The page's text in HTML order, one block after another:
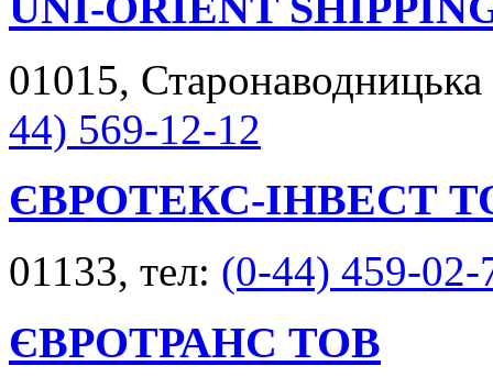
01015,
44) 569-12-12
ЄВРОТЕКС-ІНВЕСТ
01133, тел: (0-44) 459-02-
ЄВРОТРАНС ТОВ